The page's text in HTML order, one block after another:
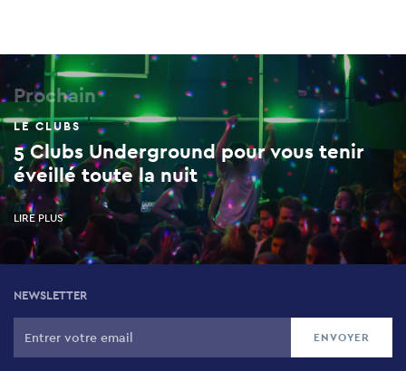
Prochain
LE CLUBS
5 Clubs Underground pour vous tenir
éveillé toute la nuit
LIRE PLUS
NEWSLETTER